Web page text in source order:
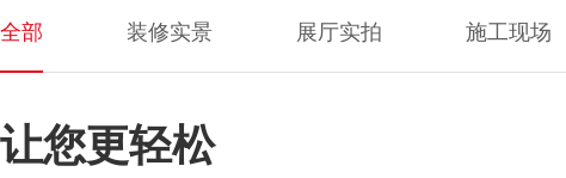
全部 装修实景 展厅实拍 施工现场
让您更轻松